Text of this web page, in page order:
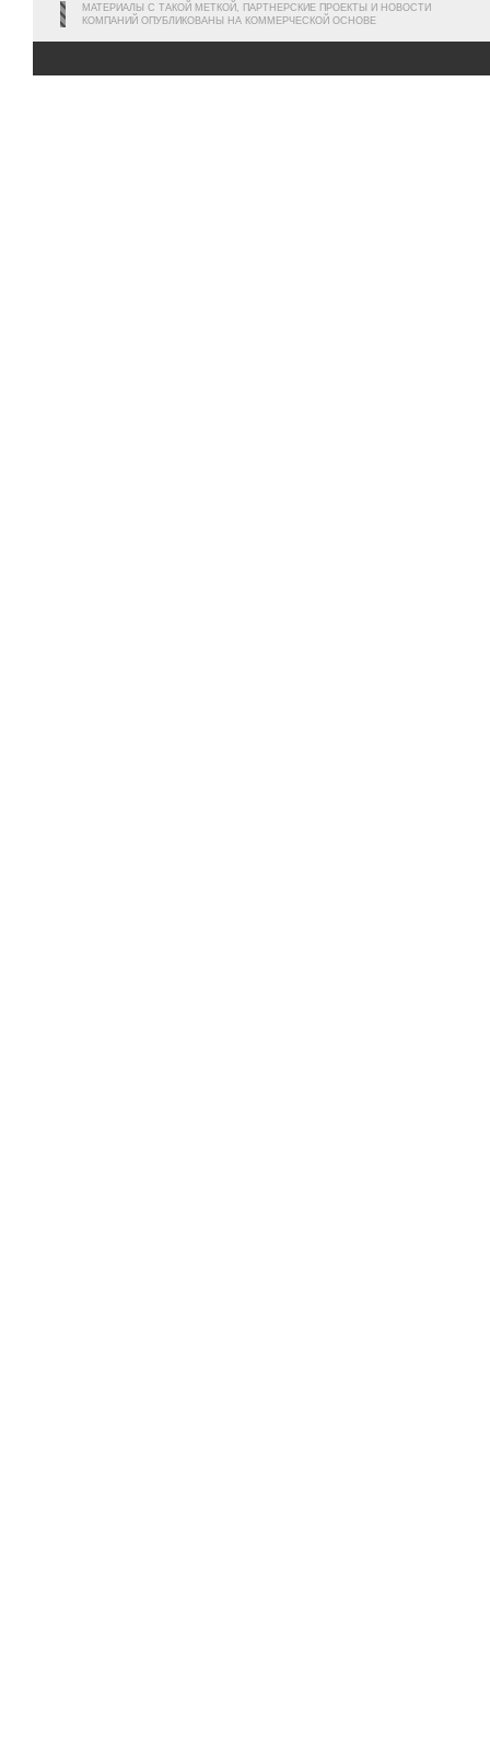
МАТЕРИАЛЫ С ТАКОЙ МЕТКОЙ, ПАРТНЕРСКИЕ ПРОЕКТЫ И НОВОСТИ
КОМПАНИЙ ОПУБЛИКОВАНЫ НА КОММЕРЧЕСКОЙ ОСНОВЕ